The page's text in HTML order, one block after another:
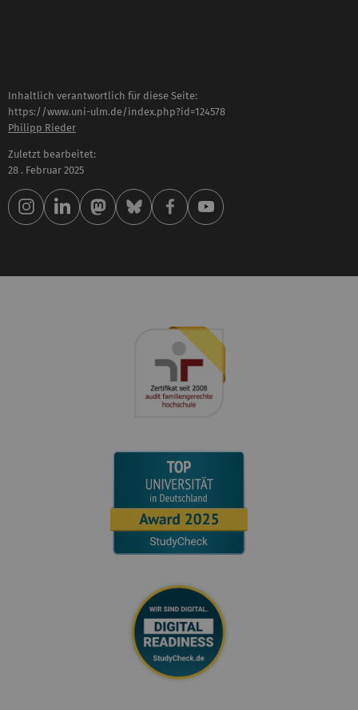
Inhaltlich verantwortlich für diese Seite:
https://www.uni-ulm.de/index.php?id=124578
Philipp Rieder
Zuletzt bearbeitet:
28 . Februar 2025